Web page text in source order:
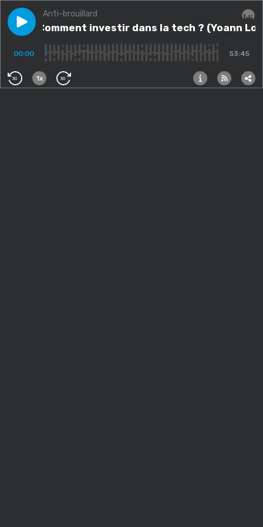
Play episode#47 - Comment investir dans la tech ? (Yoann Lopez,
Anti-brouillard
#47 - Comment investir dans la tech ? (Yoann
00:00 53:45
30 1x 30